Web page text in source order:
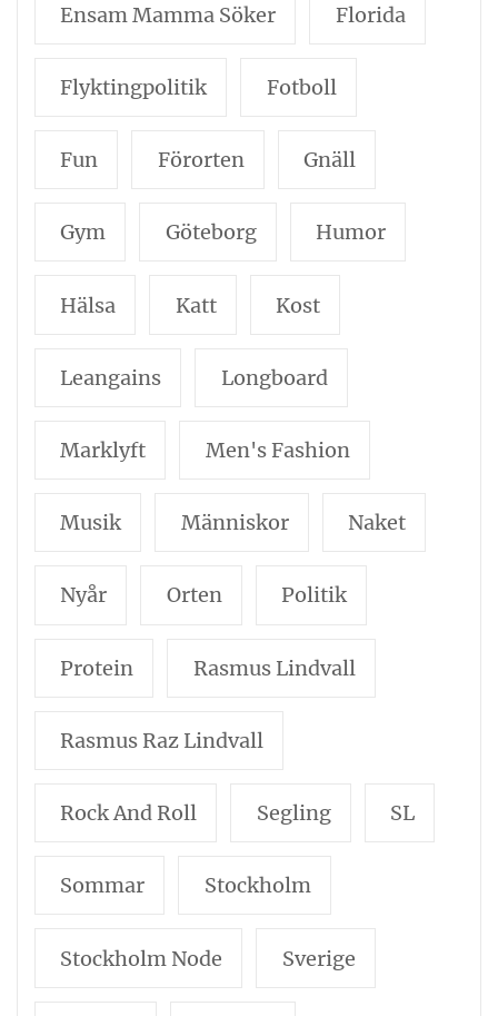
Ensam Mamma Söker Florida
Flyktingpolitik Fotboll
Fun Förorten Gnäll
Gym Göteborg Humor
Hälsa Katt Kost
Leangains Longboard
Marklyft Men's Fashion
Musik Människor Naket
Nyår Orten Politik
Protein Rasmus Lindvall
Rasmus Raz Lindvall
Rock And Roll Segling SL
Sommar Stockholm
Stockholm Node Sverige